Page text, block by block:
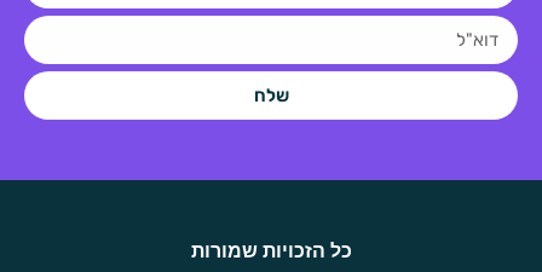
שלח
כל הזכויות שמורות